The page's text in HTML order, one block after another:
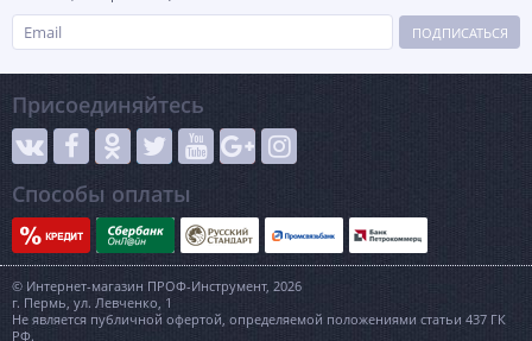
ПОДПИСАТЬСЯ
Присоединяйтесь
Способы оплаты
© Интернет-магазин ПРОФ-Инструмент, 2026
г. Пермь, ул. Левченко, 1
Не является публичной офертой, определяемой положениями статьи 437 ГК
РФ.